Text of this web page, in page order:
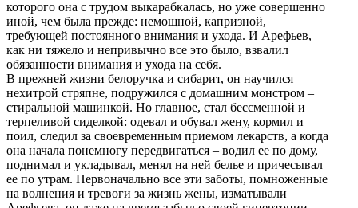
которого она с трудом выкарабкалась, но уже совершенно
иной, чем была прежде: немощной, капризной,
требующей постоянного внимания и ухода. И Арефьев,
как ни тяжело и непривычно все это было, взвалил
обязанности внимания и ухода на себя.
В прежней жизни белоручка и сибарит, он научился
нехитрой стряпне, подружился с домашним монстром –
стиральной машинкой. Но главное, стал бессменной и
терпеливой сиделкой: одевал и обувал жену, кормил и
поил, следил за своевременным приемом лекарств, а когда
она начала понемногу передвигаться – водил ее по дому,
поднимал и укладывал, менял на ней белье и причесывал
ее по утрам. Первоначально все эти заботы, помноженные
на волнения и тревоги за жизнь жены, изматывали